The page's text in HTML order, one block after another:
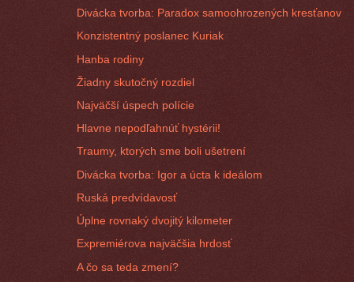
Divácka tvorba: Paradox samoohrozených kresťanov
Konzistentný poslanec Kuriak
Hanba rodiny
Žiadny skutočný rozdiel
Najväčší úspech polície
Hlavne nepodľahnúť hystérii!
Traumy, ktorých sme boli ušetrení
Divácka tvorba: Igor a úcta k ideálom
Ruská predvídavosť
Úplne rovnaký dvojitý kilometer
Expremiérova najväčšia hrdosť
A čo sa teda zmení?